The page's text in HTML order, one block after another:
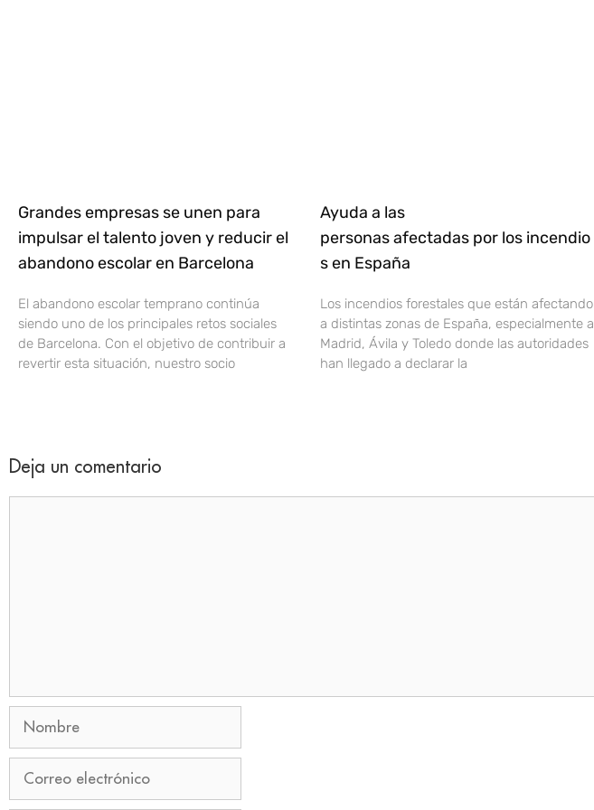
Grandes empresas se unen para
impulsar el talento joven y reducir el
abandono escolar en Barcelona
El abandono escolar temprano continúa
siendo uno de los principales retos sociales
de Barcelona. Con el objetivo de contribuir a
revertir esta situación, nuestro socio
Ayuda a las
personas afectadas por los incendio
s en España
Los incendios forestales que están afectando
a distintas zonas de España, especialmente a
Madrid, Ávila y Toledo donde las autoridades
han llegado a declarar la
Deja un comentario